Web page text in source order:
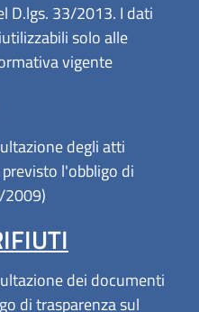
D.lgs. 33/2013. I dati
solo alle
vigente
degli atti
l'obbligo di
2009)
dei documenti
di trasparenza sul